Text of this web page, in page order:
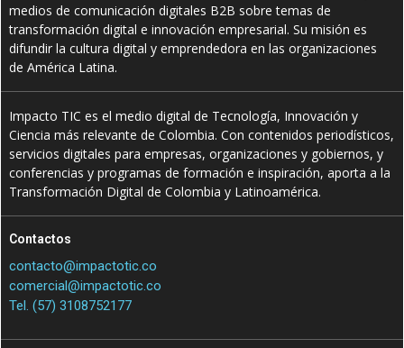
medios de comunicación digitales B2B sobre temas de
transformación digital e innovación empresarial. Su misión es
difundir la cultura digital y emprendedora en las organizaciones
de América Latina.
Impacto TIC es el medio digital de Tecnología, Innovación y
Ciencia más relevante de Colombia. Con contenidos periodísticos,
servicios digitales para empresas, organizaciones y gobiernos, y
conferencias y programas de formación e inspiración, aporta a la
Transformación Digital de Colombia y Latinoamérica.
Contactos
contacto@impactotic.co
comercial@impactotic.co
Tel. (57) 3108752177